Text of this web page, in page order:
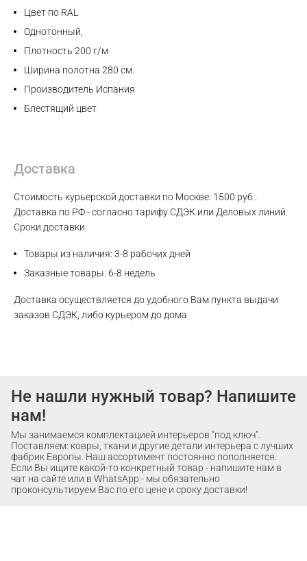
Цвет по RAL
Однотонный,
Плотность 200 г/м
Ширина полотна 280 см.
Производитель Испания
Блестящий цвет
Доставка
Стоимость курьерской доставки по Москве: 1500 руб..
Доставка по РФ - согласно тарифу СДЭК или Деловых линий.
Сроки доставки:
Товары из наличия: 3-8 рабочих дней
Заказные товары: 6-8 недель
Доставка осуществляется до удобного Вам пункта выдачи
заказов СДЭК, либо курьером до дома
Не нашли нужный товар? Напишите
нам!
Мы занимаемся комплектацией интерьеров "под ключ".
Поставляем: ковры, ткани и другие детали интерьера с лучших
фабрик Европы. Наш ассортимент постоянно пополняется.
Если Вы ищите какой-то конкретный товар - напишите нам в
чат на сайте или в WhatsApp - мы обязательно
проконсультируем Вас по его цене и сроку доставки!